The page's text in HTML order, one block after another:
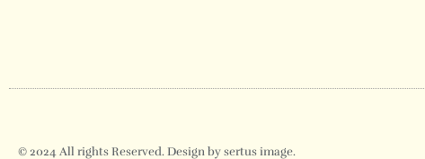
© 2024 All rights Reserved. Design by sertus image.